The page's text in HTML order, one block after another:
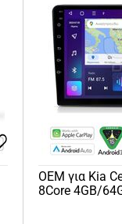
OEM για Kia
8Core 4GB/